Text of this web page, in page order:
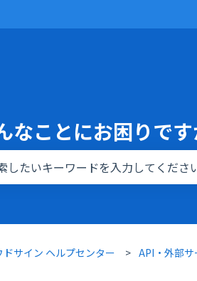
を表示
なことにお困りです
ドサイン ヘルプセンター API・外部